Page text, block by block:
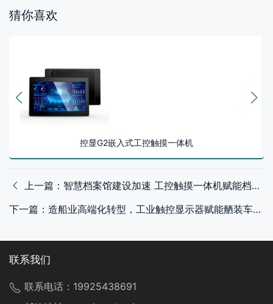
猜你喜欢
控显G2嵌入式工控触摸一体机
上一篇：智慧档案馆建设加速 工控触摸一体机赋能档案数字化管理
下一篇：造船业高端化转型，工业触控显示器赋能舾装车间与船载系统调试
联系我们
联系电话： 19925438691